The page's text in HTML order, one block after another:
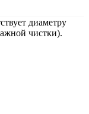
диаметру
чистки).